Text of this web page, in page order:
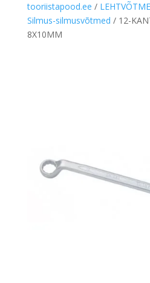
tooriistapood.ee /
Silmus-silmusvõtmed / 12-
8X10MM